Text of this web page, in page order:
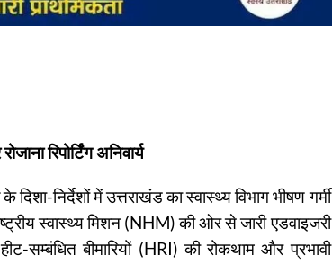
रिपोर्टिंग अनिवार्य
निर्देशों में उत्तराखंड का स्वास्थ्य विभाग भीषण गर्मी
स्वास्थ्य मिशन (NHM) की ओर से जारी एडवाइजरी
सम्बंधित बीमारियों (HRI) की रोकथाम और प्रभावी